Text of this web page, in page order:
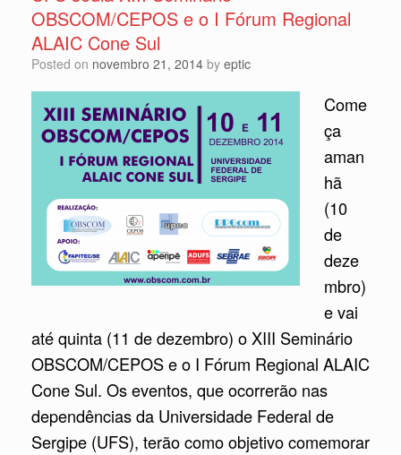
OBSCOM/CEPOS e o I Fórum Regional
ALAIC Cone Sul
Posted on novembro 21, 2014 by eptic
Come
ça
aman
hã
(10
de
deze
mbro)
e vai
até quinta (11 de dezembro) o XIII Seminário
OBSCOM/CEPOS e o I Fórum Regional ALAIC
Cone Sul. Os eventos, que ocorrerão nas
dependências da Universidade Federal de
Sergipe (UFS), terão como objetivo comemorar